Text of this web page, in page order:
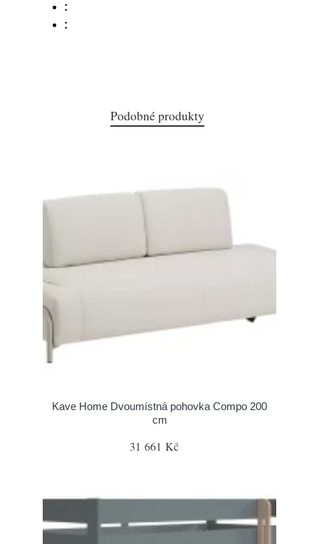
:
:
Podobné produkty
Kave Home Dvoumístná pohovka Compo 200
cm
31 661 Kč